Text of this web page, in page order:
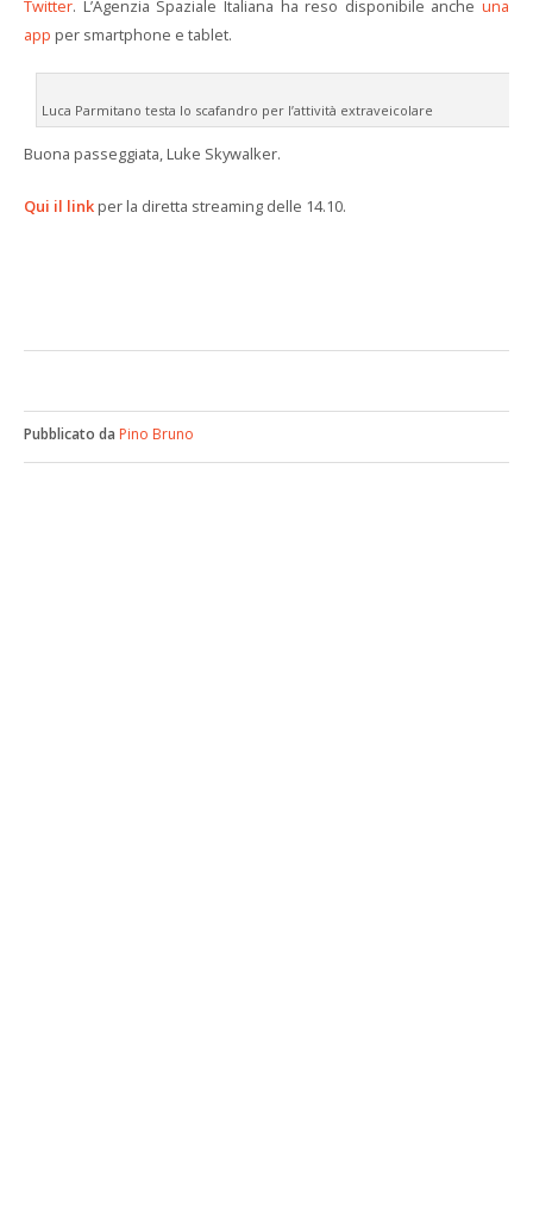
Twitter. L’Agenzia Spaziale Italiana ha reso disponibile anche una
app per smartphone e tablet.
Luca Parmitano testa lo scafandro per l’attività extraveicolare
Buona passeggiata, Luke Skywalker.
Qui il link per la diretta streaming delle 14.10.
Pubblicato da Pino Bruno